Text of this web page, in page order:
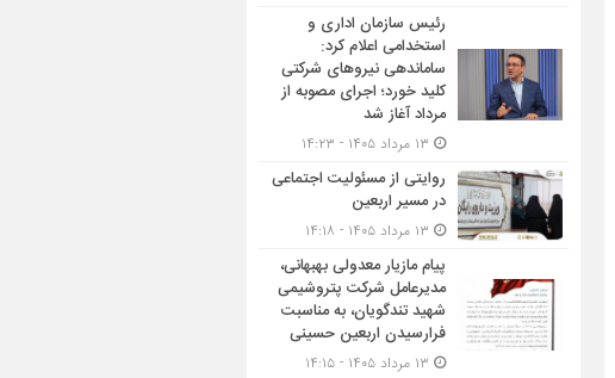
رئیس سازمان اداری و
استخدامی اعلام کرد:
ساماندهی نیروهای شرکتی
کلید خورد؛ اجرای مصوبه از
مرداد آغاز شد
روایتی از مسئولیت اجتماعی
در مسیر اربعین
پیام مازیار معدولی بهبهانی،
مدیرعامل شرکت پتروشیمی
شهید تندگویان، به مناسبت
فرارسیدن اربعین حسینی